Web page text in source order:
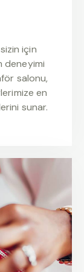
için
deneyimi
salonu,
en
sunar.